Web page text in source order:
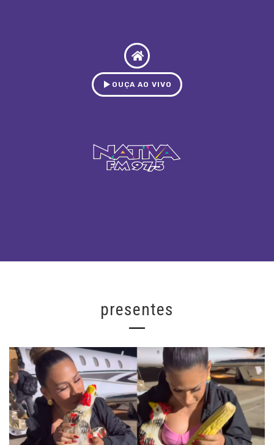
OUÇA AO VIVO
presentes